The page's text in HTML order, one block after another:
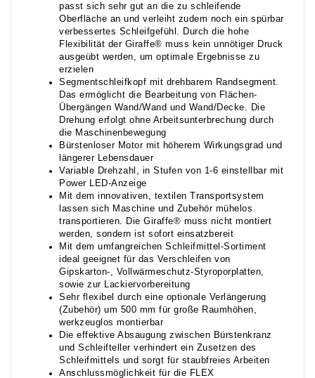
passt sich sehr gut an die zu schleifende
Oberfläche an und verleiht zudem noch ein spürbar
verbessertes Schleifgefühl. Durch die hohe
Flexibilität der Giraffe® muss kein unnötiger Druck
ausgeübt werden, um optimale Ergebnisse zu
erzielen
Segmentschleifkopf mit drehbarem Randsegment.
Das ermöglicht die Bearbeitung von Flächen-
Übergängen Wand/Wand und Wand/Decke. Die
Drehung erfolgt ohne Arbeitsunterbrechung durch
die Maschinenbewegung
Bürstenloser Motor mit höherem Wirkungsgrad und
längerer Lebensdauer
Variable Drehzahl, in Stufen von 1-6 einstellbar mit
Power LED-Anzeige
Mit dem innovativen, textilen Transportsystem
lassen sich Maschine und Zubehör mühelos
transportieren. Die Giraffe® muss nicht montiert
werden, sondern ist sofort einsatzbereit
Mit dem umfangreichen Schleifmittel-Sortiment
ideal geeignet für das Verschleifen von
Gipskarton-, Vollwärmeschutz-Styroporplatten,
sowie zur Lackiervorbereitung
Sehr flexibel durch eine optionale Verlängerung
(Zubehör) um 500 mm für große Raumhöhen,
werkzeuglos montierbar
Die effektive Absaugung zwischen Bürstenkranz
und Schleifteller verhindert ein Zusetzen des
Schleifmittels und sorgt für staubfreies Arbeiten
Anschlussmöglichkeit für die FLEX